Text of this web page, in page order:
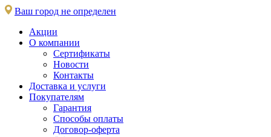
Ваш город не определен
Акции
О компании
Сертификаты
Новости
Контакты
Доставка и услуги
Покупателям
Гарантия
Способы оплаты
Договор-оферта